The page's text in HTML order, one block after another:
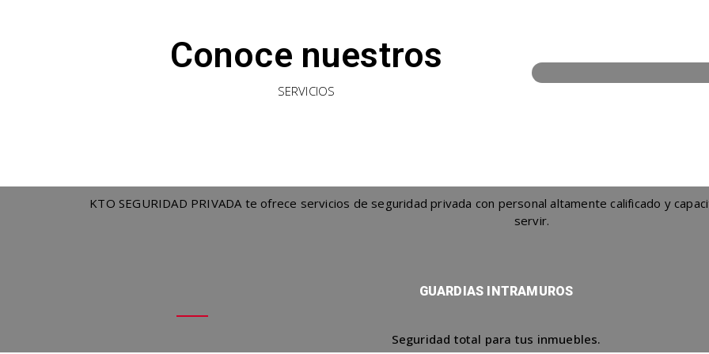
Conoce nuestros
SERVICIOS
KTO SEGURIDAD PRIVADA te ofrece servicios de seguridad privada con personal altamente calificado y
servir.
GUARDIAS INTRAMUROS
Seguridad total para tus inmuebles.